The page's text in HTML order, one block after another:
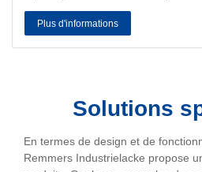
Plus d'informations
Solutions
En termes de design et de
Remmers Industrielacke propose